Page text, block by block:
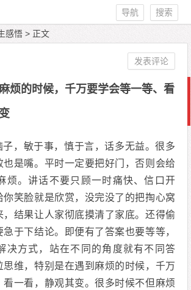
搜索
导航
感悟 > 正文
烦的时候，千万要学会等一等、看
子，敏于事，慎于言，话多无益。很多
也是嘴。平时一定要把好门，否则会给
烦。讲话不要只顾一时痛快、信口开
你笑脸就是欣赏，没完没了的把掏心窝
，结果让人家彻底摸清了家底。还得偷
于下结论。即便有了答案也要等等，
决方式，站在不同的角度就有不同答
思维，特别是在遇到麻烦的时候，千万
看一看，静观其变。很多时候不但麻烦
发表评论